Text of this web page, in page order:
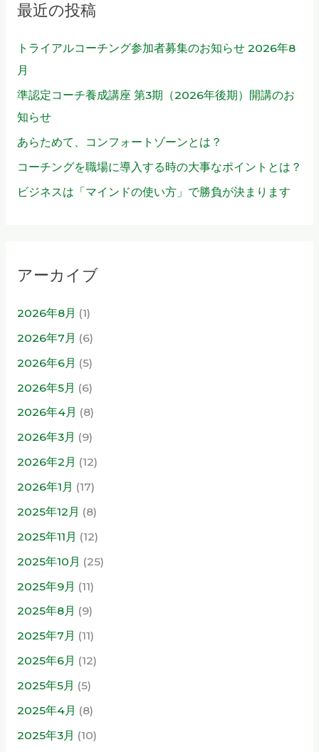
:最近の投稿
トライアルコーチング参加者募集のお知らせ 2026年8
月
準認定コーチ養成講座 第3期（2026年後期）開講のお
知らせ
あらためて、コンフォートゾーンとは？
コーチングを職場に導入する時の大事なポイントとは？
ビジネスは「マインドの使い方」で勝負が決まります
アーカイブ
2026年8月 (1)
2026年7月 (6)
2026年6月 (5)
2026年5月 (6)
2026年4月 (8)
2026年3月 (9)
2026年2月 (12)
2026年1月 (17)
2025年12月 (8)
2025年11月 (12)
2025年10月 (25)
2025年9月 (11)
2025年8月 (9)
2025年7月 (11)
2025年6月 (12)
2025年5月 (5)
2025年4月 (8)
2025年3月 (10)